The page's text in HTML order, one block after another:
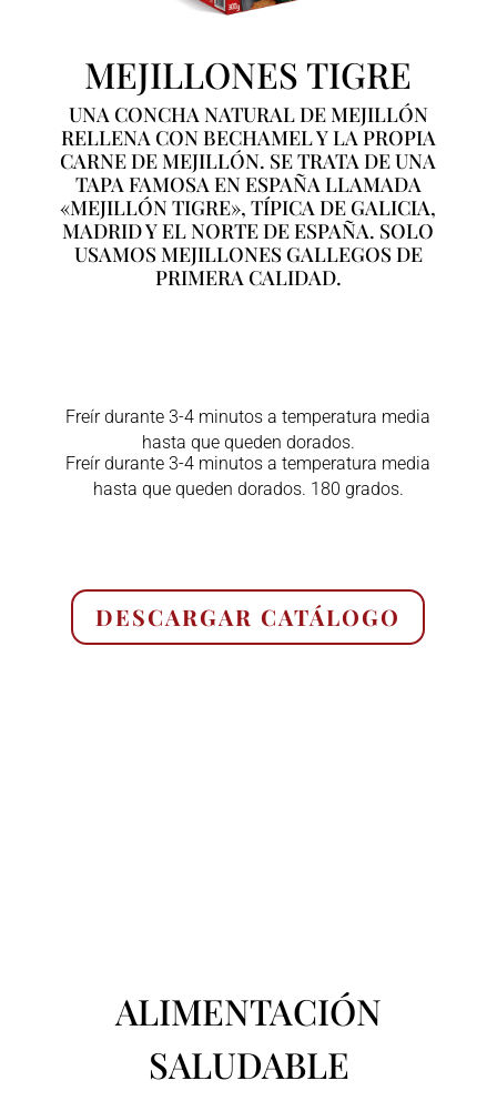
MEJILLONES TIGRE
UNA CONCHA NATURAL DE MEJILLÓN
RELLENA CON BECHAMEL Y LA PROPIA
CARNE DE MEJILLÓN. SE TRATA DE UNA
TAPA FAMOSA EN ESPAÑA LLAMADA
«MEJILLÓN TIGRE», TÍPICA DE GALICIA,
MADRID Y EL NORTE DE ESPAÑA. SOLO
USAMOS MEJILLONES GALLEGOS DE
PRIMERA CALIDAD.
Freír durante 3-4 minutos a temperatura media
hasta que queden dorados.
Freír durante 3-4 minutos a temperatura media
hasta que queden dorados. 180 grados.
DESCARGAR CATÁLOGO
ALIMENTACIÓN
SALUDABLE